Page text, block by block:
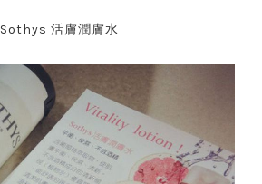
Sothys 活膚潤膚水